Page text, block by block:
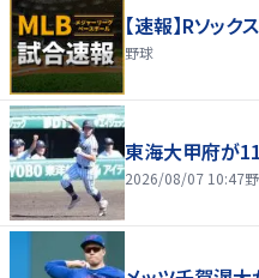
【速報】Rソック
野球
東海大甲府が
2026/08/07 10:47